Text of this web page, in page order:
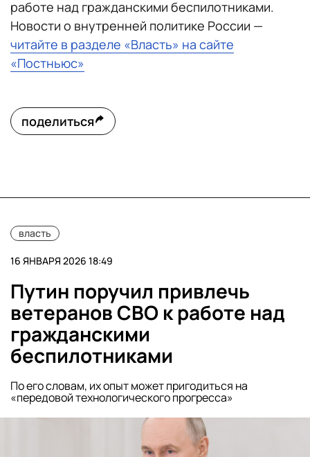
работе над гражданскими беспилотниками.
Новости о внутренней политике России —
читайте в разделе «Власть» на сайте
«Постньюс»
поделиться
власть
16 ЯНВАРЯ 2026 18:49
Путин поручил привлечь
ветеранов СВО к работе над
гражданскими
беспилотниками
По его словам, их опыт может пригодиться на
«передовой технологического прогресса»